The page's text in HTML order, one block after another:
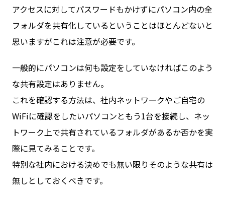
アクセスに対してパスワードもかけずにパソコン内の全
フォルダを共有化しているということはほとんどないと
思いますがこれは注意が必要です。
一般的にパソコンは何も設定をしていなければこのよう
な共有設定はありません。
これを確認する方法は、社内ネットワークやご自宅の
WiFiに確認をしたいパソコンともう1台を接続し、ネッ
トワーク上で共有されているフォルダがあるか否かを実
際に見てみることです。
特別な社内における決めでも無い限りそのような共有は
無しとしておくべきです。